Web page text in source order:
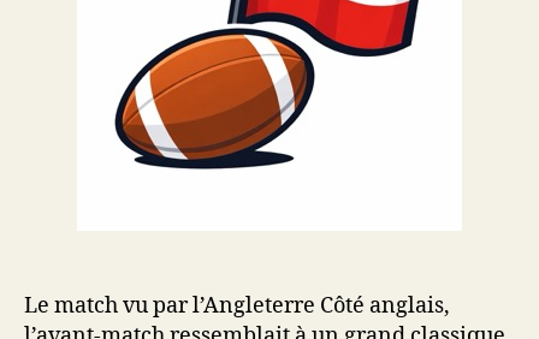
Le match vu par l’Angleterre Côté anglais,